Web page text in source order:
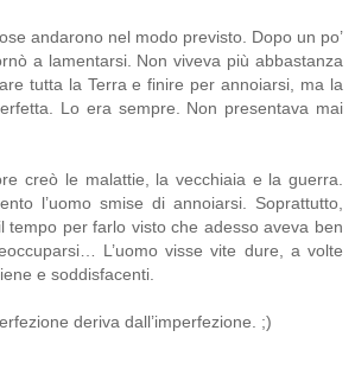
andarono nel modo previsto. Dopo un po’
a lamentarsi. Non viveva più abbastanza
tutta la Terra e finire per annoiarsi, ma la
Lo era sempre. Non presentava mai
creò le malattie, la vecchiaia e la guerra.
l’uomo smise di annoiarsi. Soprattutto,
tempo per farlo visto che adesso aveva ben
L’uomo visse vite dure, a volte
e soddisfacenti.
deriva dall’imperfezione. ;)